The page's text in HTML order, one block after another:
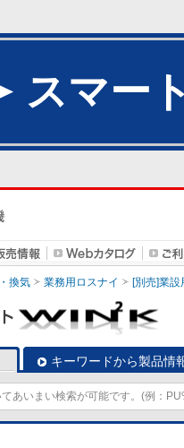
スマー
換気 業務用ロスナイ [別売]業設
キーワードから製品情